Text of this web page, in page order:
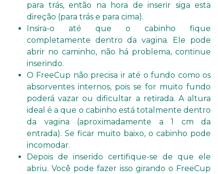
para trás, então na hora de inserir siga esta
direção (para trás e para cima).
Insira-o até que o cabinho fique
completamente dentro da vagina. Ele pode
abrir no caminho, não há problema, continue
inserindo.
O FreeCup não precisa ir até o fundo como os
absorventes internos, pois se for muito fundo
poderá vazar ou dificultar a retirada. A altura
ideal é a que o cabinho está totalmente dentro
da vagina (aproximadamente a 1 cm da
entrada). Se ficar muito baixo, o cabinho pode
incomodar.
Depois de inserido certifique-se de que ele
abriu. Você pode fazer isso girando o FreeCup